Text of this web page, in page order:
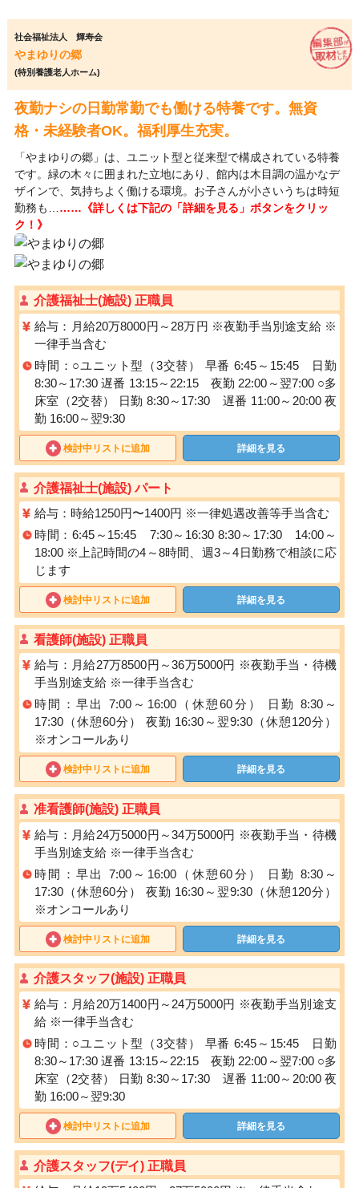
社会福祉法人 輝寿会
やまゆりの郷
(特別養護老人ホーム)
夜勤ナシの日勤常勤でも働ける特養です。無資
格・未経験者OK。福利厚生充実。
「やまゆりの郷」は、ユニット型と従来型で構成されている特養
です。緑の木々に囲まれた立地にあり、館内は木目調の温かなデ
ザインで、気持ちよく働ける環境。お子さんが小さいうちは時短
勤務も… ……《詳しくは下記の「詳細を見る」ボタンをクリッ
ク！》
介護福祉士(施設) 正職員
給与：月給20万8000円～28万円 ※夜勤手当別途支給 ※
一律手当含む
時間：○ユニット型（3交替） 早番 6:45～15:45 日勤
8:30～17:30 遅番 13:15～22:15 夜勤 22:00～翌7:00 ○多
床室（2交替） 日勤 8:30～17:30 遅番 11:00～20:00 夜
勤 16:00～翌9:30
検討中リストに追加 詳細を見る
介護福祉士(施設) パート
給与：時給1250円〜1400円 ※⼀律処遇改善等⼿当含む
時間：6:45～15:45 7:30～16:30 8:30～17:30 14:00～
18:00 ※上記時間の4～8時間、週3～4日勤務で相談に応
じます
検討中リストに追加 詳細を見る
看護師(施設) 正職員
給与：月給27万8500円～36万5000円 ※夜勤手当・待機
手当別途支給 ※一律手当含む
時間：早出 7:00～16:00（休憩60分） 日勤 8:30～
17:30（休憩60分） 夜勤 16:30～翌9:30（休憩120分）
※オンコールあり
検討中リストに追加 詳細を見る
准看護師(施設) 正職員
給与：月給24万5000円～34万5000円 ※夜勤手当・待機
手当別途支給 ※一律手当含む
時間：早出 7:00～16:00（休憩60分） 日勤 8:30～
17:30（休憩60分） 夜勤 16:30～翌9:30（休憩120分）
※オンコールあり
検討中リストに追加 詳細を見る
介護スタッフ(施設) 正職員
給与：月給20万1400円～24万5000円 ※夜勤手当別途支
給 ※一律手当含む
時間：○ユニット型（3交替） 早番 6:45～15:45 日勤
8:30～17:30 遅番 13:15～22:15 夜勤 22:00～翌7:00 ○多
床室（2交替） 日勤 8:30～17:30 遅番 11:00～20:00 夜
勤 16:00～翌9:30
検討中リストに追加 詳細を見る
介護スタッフ(デイ) 正職員